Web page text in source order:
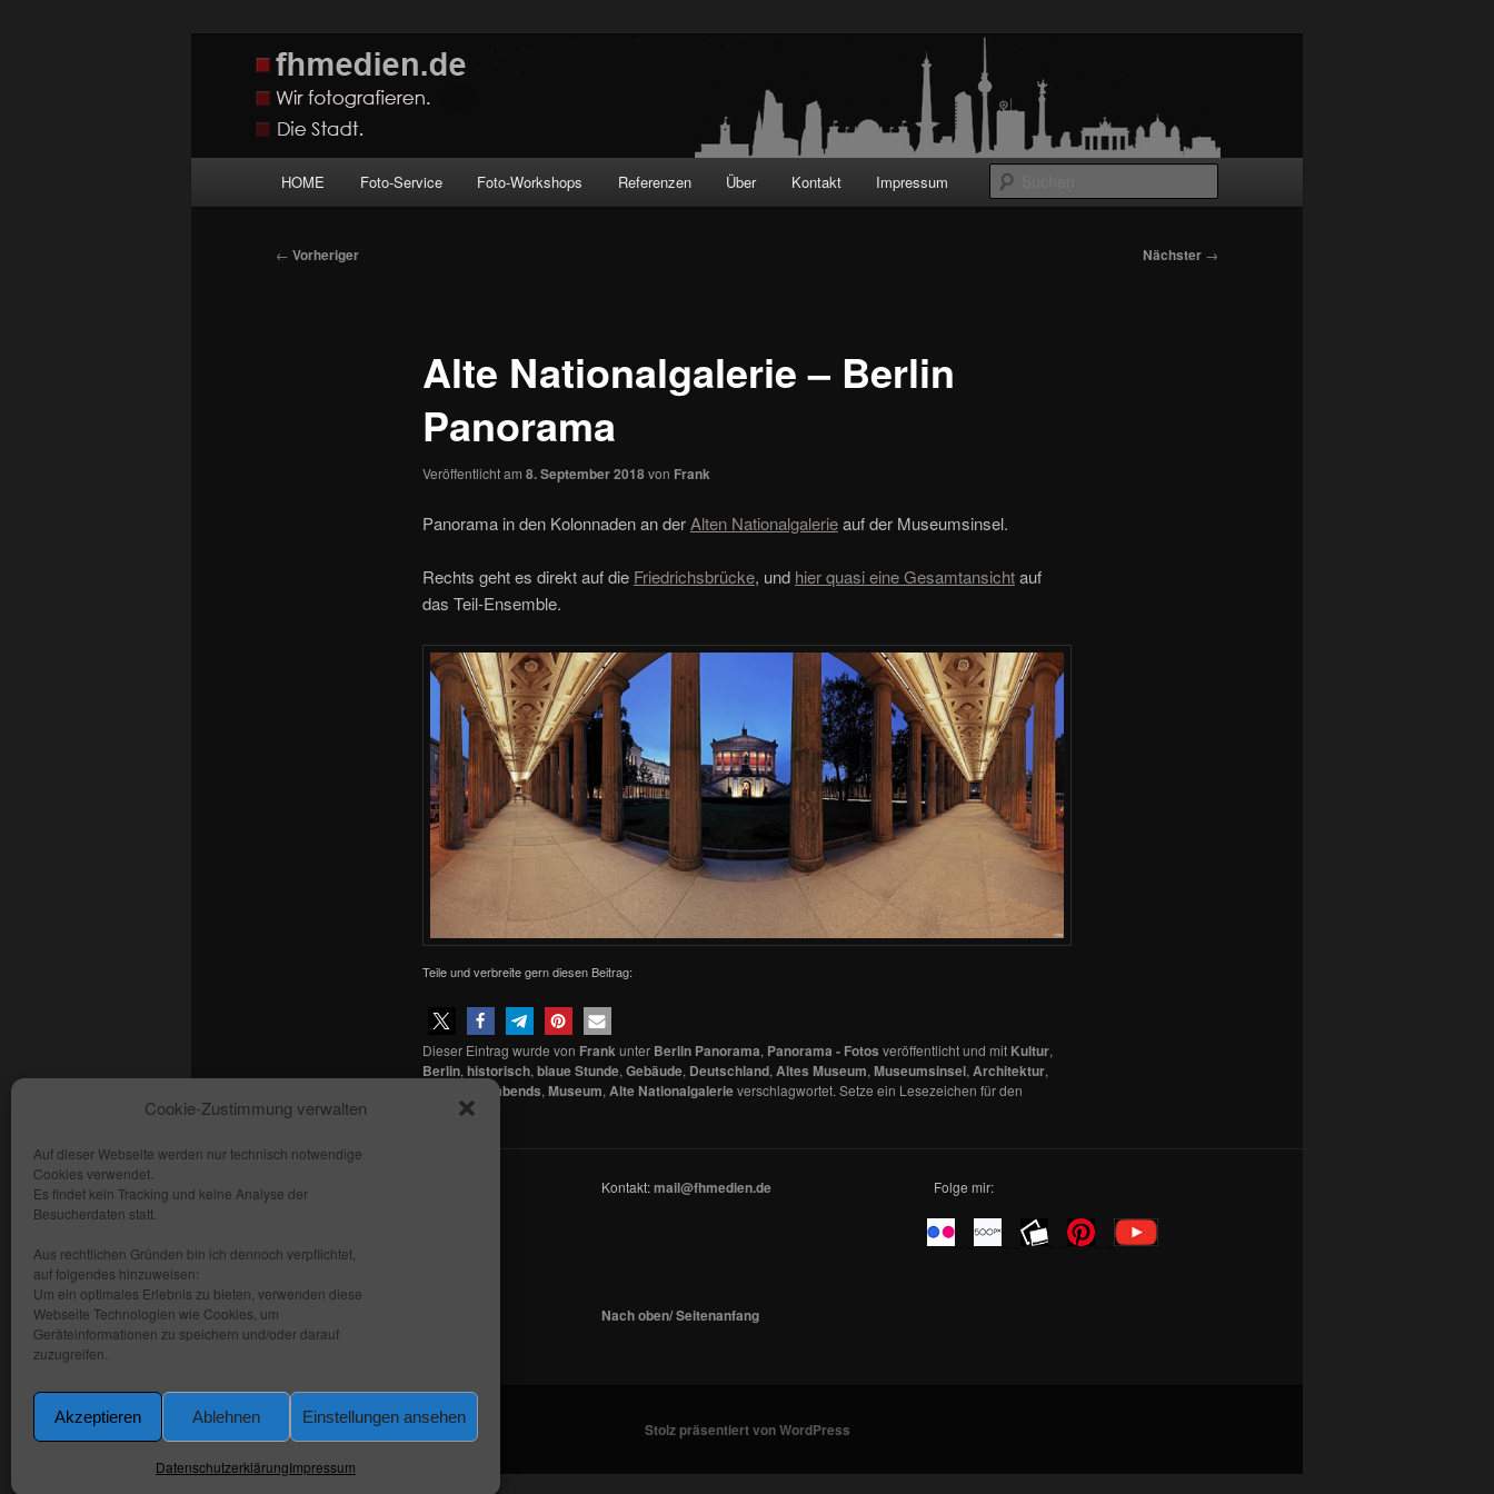
Cookie-Zustimmung verwalten
Auf dieser Webseite werden nur technisch notwendige
Cookies verwendet.
Es findet kein Tracking und keine Analyse der
Besucherdaten statt.
Aus rechtlichen Gründen bin ich dennoch verpflichtet,
auf folgendes hinzuweisen:
Um ein optimales Erlebnis zu bieten, verwenden diese
Webseite Technologien wie Cookies, um
Geräteinformationen zu speichern und/oder darauf
zuzugreifen.
Akzeptieren Ablehnen Einstellungen ansehen
DatenschutzerklärungImpressum
fhmedien.de
Wir fotografieren die Hauptstadt!
HOME Foto-Service Foto-Workshops Referenzen Über Kontakt Impressum
Beitragsnavigation
← Vorheriger Nächster →
Alte Nationalgalerie – Berlin
Panorama
Veröffentlicht am 8. September 2018von Frank
Panorama in den Kolonnaden an derAlten Nationalgalerieauf der Museumsinsel.
Rechts geht es direkt auf die Friedrichsbrücke, und hier quasi eine Gesamtansichtauf
das Teil-Ensemble.
Teile und verbreite gern diesen Beitrag:
Dieser Eintrag wurde von Frankunter Berlin Panorama, Panorama - Fotos veröffentlicht und mit Kultur,
Berlin, historisch, blaue Stunde, Gebäude, Deutschland, Altes Museum, Museumsinsel, Architektur,
abends, Museum, Alte Nationalgalerieverschlagwortet. Setze ein Lesezeichen für den
Permalink
Copyright: fhmedien.de 2012 - 2026
Kontakt
Datenschutzerklärung
Impressum
Kontakt:mail@fhmedien.de
Nach oben/ Seitenanfang
Folge mir:
_ _ _ _ _ _
Stolz präsentiert von WordPress